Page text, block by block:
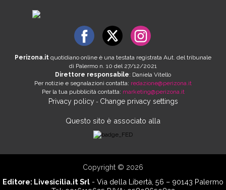
Perizona.it quotidiano online è una testata registrata Aut. del tribunale
di Palermo n. 10 del 27/12/2021
Direttore responsabile: Daniela Vitello
Per notizie e segnalazioni contatta: redazione@perizona.it
Per la tua pubblicità contatta: marketing@perizona.it
Privacy policy- Change privacy settings
Questo sito è associato alla
Copyright © 2026
Editore: Livesicilia.it Srl - Via della Libertà, 56 – 90143 Palermo